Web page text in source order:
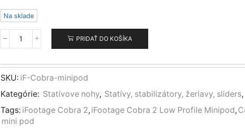
Na sklade
množstvo
Cobra
2
Profile
Minipod
PRIDAŤ DO KOŠÍKA
SKU: iF-Cobra-minipod
Kategórie: Statívove nohy, Statívy, stabilizátory, žeriavy, sliders,
Tags: iFootage Cobra 2, iFootage Cobra 2 Low Profile Minipod,
mini pod